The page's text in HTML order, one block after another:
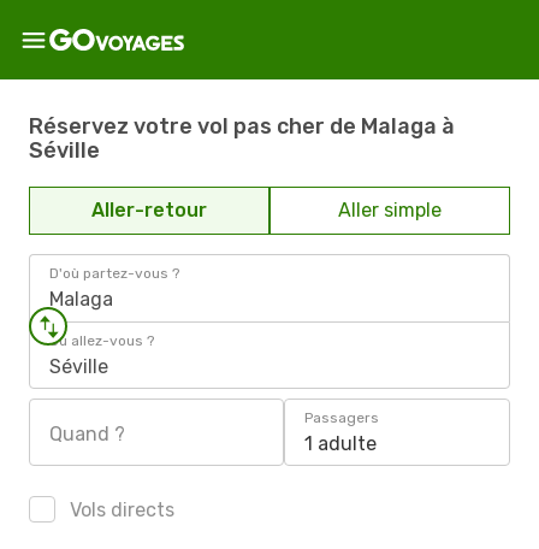
Réservez votre vol pas cher de Malaga à
Séville
Aller-retour Aller simple
D'où partez-vous ?
Malaga
Où allez-vous ?
Séville
Quand ?
Passagers
1 adulte
Vols directs